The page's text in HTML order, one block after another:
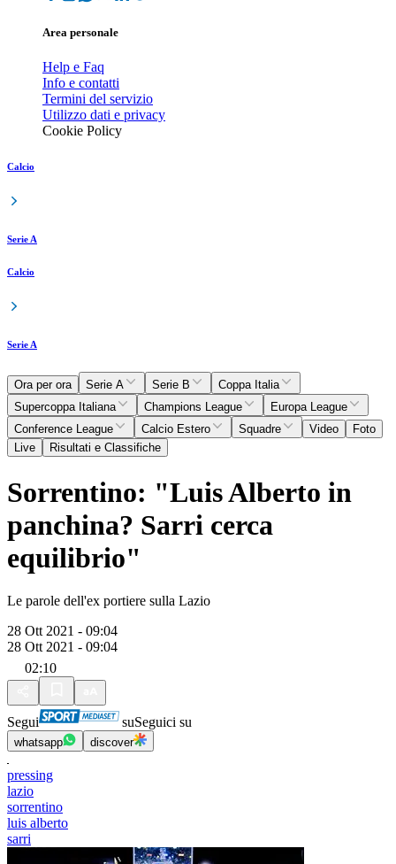
Area personale
Help e Faq
Info e contatti
Termini del servizio
Utilizzo dati e privacy
Cookie Policy
Calcio
Serie A
Calcio
Serie A
Ora per ora Serie A Serie B
Coppa Italia
Supercoppa Italiana
Champions League
Europa League
Conference League
Calcio Estero Squadre Video
Foto
Live
Risultati e Classifiche
Sorrentino: "Luis Alberto in
panchina? Sarri cerca
equilibrio"
Le parole dell'ex portiere sulla Lazio
28 Ott 2021 - 09:04
28 Ott 2021 - 09:04
02:10
Segui suSeguici su
whatsapp discover
pressing
lazio
sorrentino
luis alberto
sarri